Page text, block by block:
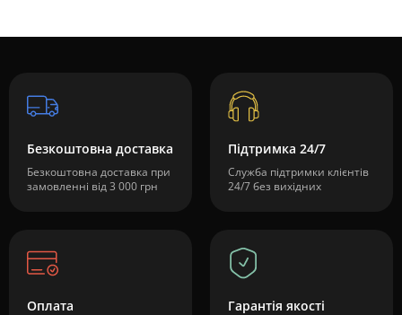
Безкоштовна доставка
Безкоштовна доставка при
замовленні від 3 000 грн
Підтримка 24/7
Служба підтримки клієнтів
24/7 без вихідних
Оплата Гарантія якості